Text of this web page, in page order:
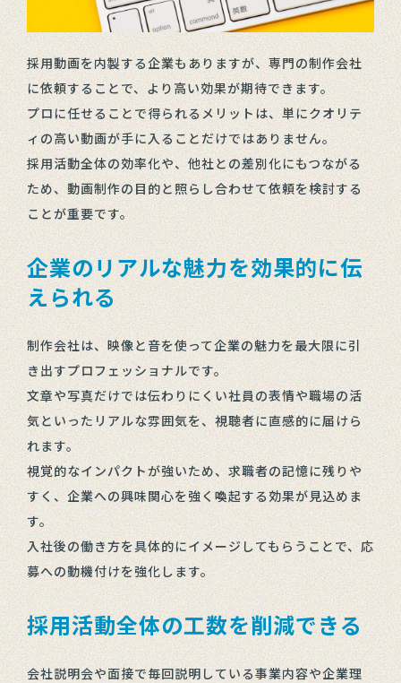
採用動画を内製する企業もありますが、専門の制作会社
に依頼することで、より高い効果が期待できます。
プロに任せることで得られるメリットは、単にクオリテ
ィの高い動画が手に入ることだけではありません。
採用活動全体の効率化や、他社との差別化にもつながる
ため、動画制作の目的と照らし合わせて依頼を検討する
ことが重要です。
企業のリアルな魅力を効果的に伝
えられる
制作会社は、映像と音を使って企業の魅力を最大限に引
き出すプロフェッショナルです。
文章や写真だけでは伝わりにくい社員の表情や職場の活
気といったリアルな雰囲気を、視聴者に直感的に届けら
れます。
視覚的なインパクトが強いため、求職者の記憶に残りや
すく、企業への興味関心を強く喚起する効果が見込めま
す。
入社後の働き方を具体的にイメージしてもらうことで、応
募への動機付けを強化します。
採用活動全体の工数を削減できる
会社説明会や面接で毎回説明している事業内容や企業理